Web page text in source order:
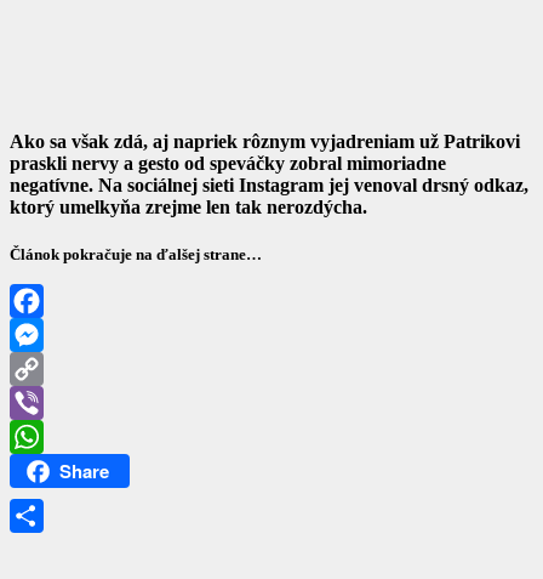
Ako sa však zdá, aj napriek rôznym vyjadreniam už Patrikovi
praskli nervy a gesto od speváčky zobral mimoriadne
negatívne. Na sociálnej sieti Instagram jej venoval drsný odkaz,
ktorý umelkyňa zrejme len tak nerozdýcha.
Článok pokračuje na ďalšej strane…
Facebook
Messenger
Copy
Link
Viber
WhatsAppShare